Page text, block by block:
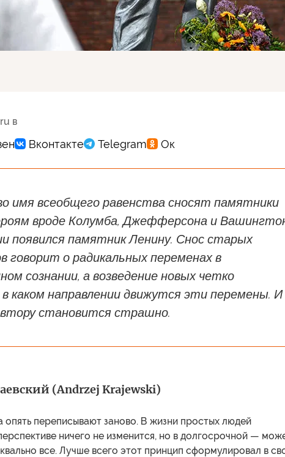
в
имя всеобщего равенства сносят памятники
вроде Колумба, Джефферсона и
появился памятник Ленину. Снос старых
говорит о радикальных переменах в
сознании, а возведение новых четко
каком направлении движутся эти перемены. И
становится страшно.
(Andrzej Krajewski)
переписывают заново. В жизни простых людей
ничего не изменится, но в долгосрочной —
все. Лучше всего этот принцип сформулировал в